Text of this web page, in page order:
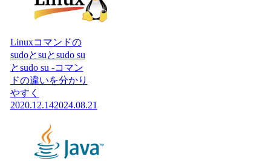
Linuxコマンドの
sudoとsuとsudo su
とsudo su -コマン
ドの違いを分かり
やすく
2020.12.142024.08.21